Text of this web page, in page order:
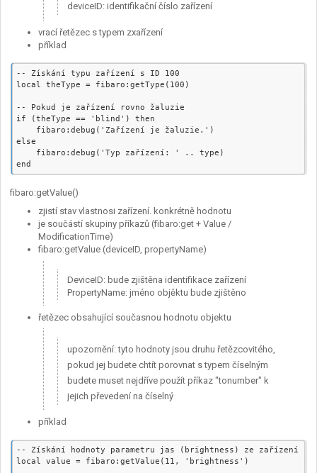
deviceID: identifikační číslo zařízení
vrací řetězec s typem zxařízení
příklad
-- Získání typu zařízení s ID 100
local theType = fibaro:getType(100)
-- Pokud je zařízení rovno žaluzie
if (theType == 'blind') then
    fibaro:debug('Zařízení je žaluzie.')
else
    fibaro:debug('Typ zařízení: ' .. type)
fibaro:getValue()
zjistí stav vlastnosi zařízení. konkrétně hodnotu
je součástí skupiny příkazů (fibaro:get + Value /
ModificationTime)
fibaro:getValue (deviceID, propertyName)
DeviceID: bude zjištěna identifikace zařízení
PropertyName: jméno objěktu bude zjištěno
řetězec obsahující současnou hodnotu objektu
upozornění: tyto hodnoty jsou druhu řetězcovitého,
pokud jej budete chtít porovnat s typem číselným
budete muset nejdříve použít příkaz "tonumber" k
jejich převedení na číselný
příklad
-- Získání hodnoty parametru jas (brightness) ze zařízení 11
local value = fibaro:getValue(11, 'brightness')